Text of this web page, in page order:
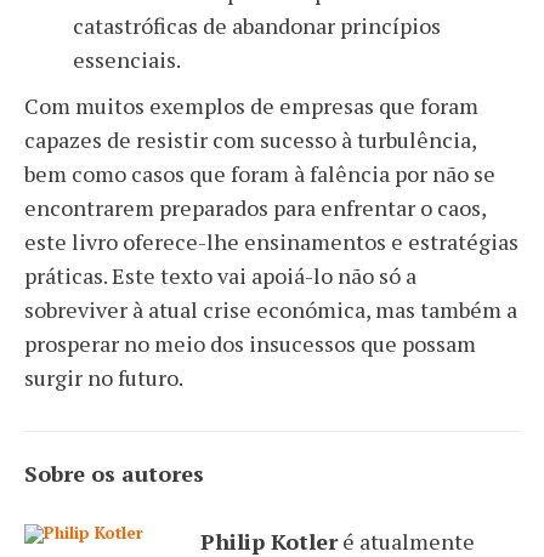
catastróficas de abandonar princípios
essenciais.
Com muitos exemplos de empresas que foram
capazes de resistir com sucesso à turbulência,
bem como casos que foram à falência por não se
encontrarem preparados para enfrentar o caos,
este livro oferece-lhe ensinamentos e estratégias
práticas. Este texto vai apoiá-lo não só a
sobreviver à atual crise económica, mas também a
prosperar no meio dos insucessos que possam
surgir no futuro.
Sobre os autores
Philip Kotleré atualmente